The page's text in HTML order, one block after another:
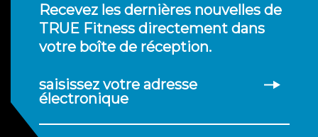
Recevez les dernières nouvelles de
TRUE Fitness directement dans
votre boîte de réception.
saisissez votre adresse
électronique